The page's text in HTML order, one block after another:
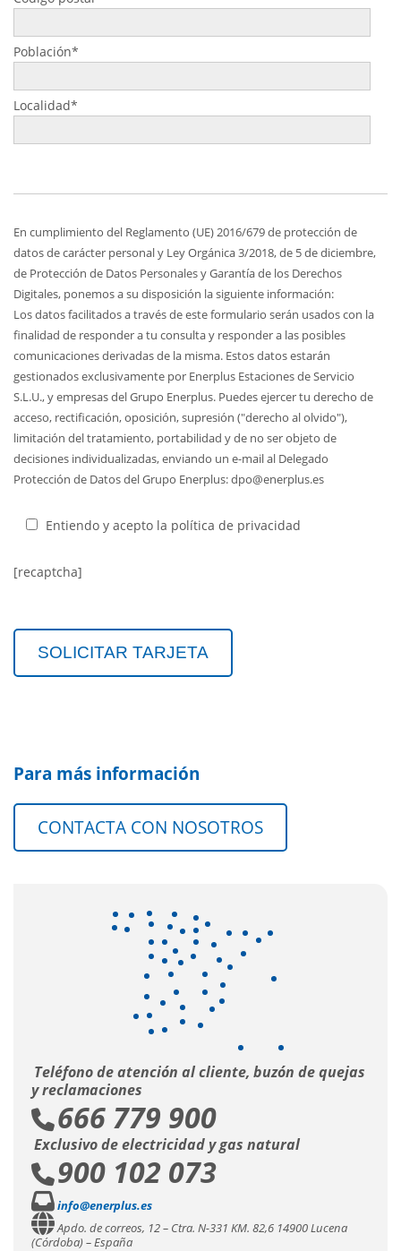
Población*
Localidad*
En cumplimiento del Reglamento (UE) 2016/679 de protección de
datos de carácter personal y Ley Orgánica 3/2018, de 5 de diciembre,
de Protección de Datos Personales y Garantía de los Derechos
Digitales, ponemos a su disposición la siguiente información:
Los datos facilitados a través de este formulario serán usados con la
finalidad de responder a tu consulta y responder a las posibles
comunicaciones derivadas de la misma. Estos datos estarán
gestionados exclusivamente por Enerplus Estaciones de Servicio
S.L.U., y empresas del Grupo Enerplus. Puedes ejercer tu derecho de
acceso, rectificación, oposición, supresión ("derecho al olvido"),
limitación del tratamiento, portabilidad y de no ser objeto de
decisiones individualizadas, enviando un e-mail al Delegado
Protección de Datos del Grupo Enerplus: dpo@enerplus.es
Entiendo y acepto la política de privacidad
[recaptcha]
Para más información
CONTACTA CON NOSOTROS
Teléfono de atención al cliente, buzón de quejas
y reclamaciones
666 779 900
Exclusivo de electricidad y gas natural
900 102 073
info@enerplus.es
Apdo. de correos, 12 – Ctra. N-331 KM. 82,6 14900 Lucena
(Córdoba) – España